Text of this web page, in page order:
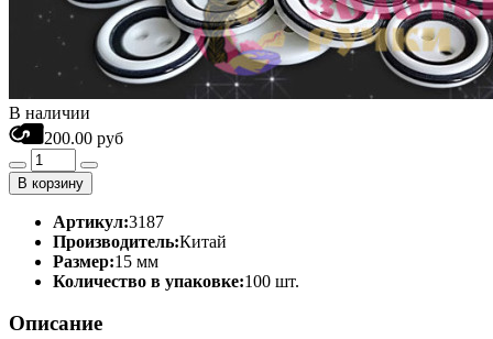
В наличии
200.00 руб
В корзину
Артикул:3187
Производитель:Китай
Размер:15 мм
Количество в упаковке:100 шт.
Описание